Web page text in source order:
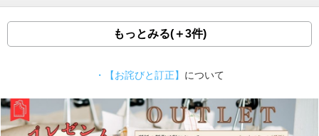
もっとみる(＋3件)
・【お詫びと訂正】 について